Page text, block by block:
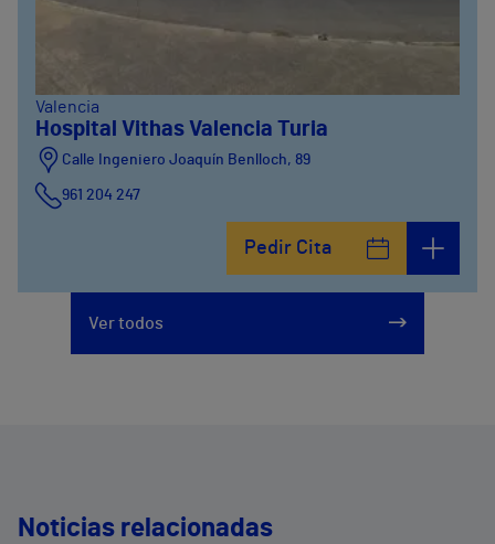
Valencia
Hospital Vithas Valencia Turia
Calle Ingeniero Joaquín Benlloch, 89
961 204 247
Pedir Cita
Ver todos
Noticias relacionadas